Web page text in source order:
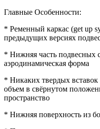
Главные Особенности:
* Ременный каркас (get up
предыдущих версиях
* Нижняя часть подвесных
аэродинамическая форма
* Никаких твердых
объем в свёрнутом
пространство
* Нижняя поверхность из